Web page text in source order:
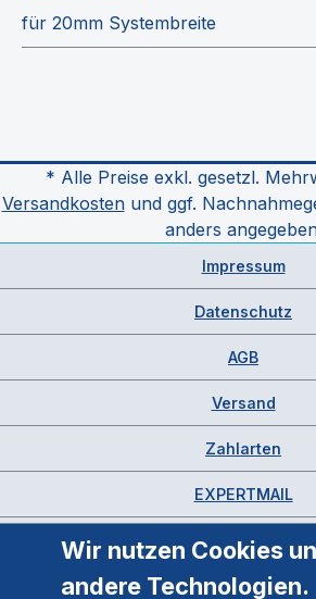
für 20mm Systembreite
* Alle Preise exkl. gesetzl.
Versandkostenund ggf.
anders
Impressum
Datenschutz
AGB
Versand
Zahlarten
EXPERTMAIL
Wir nutzen Cookies
andere Technologien.